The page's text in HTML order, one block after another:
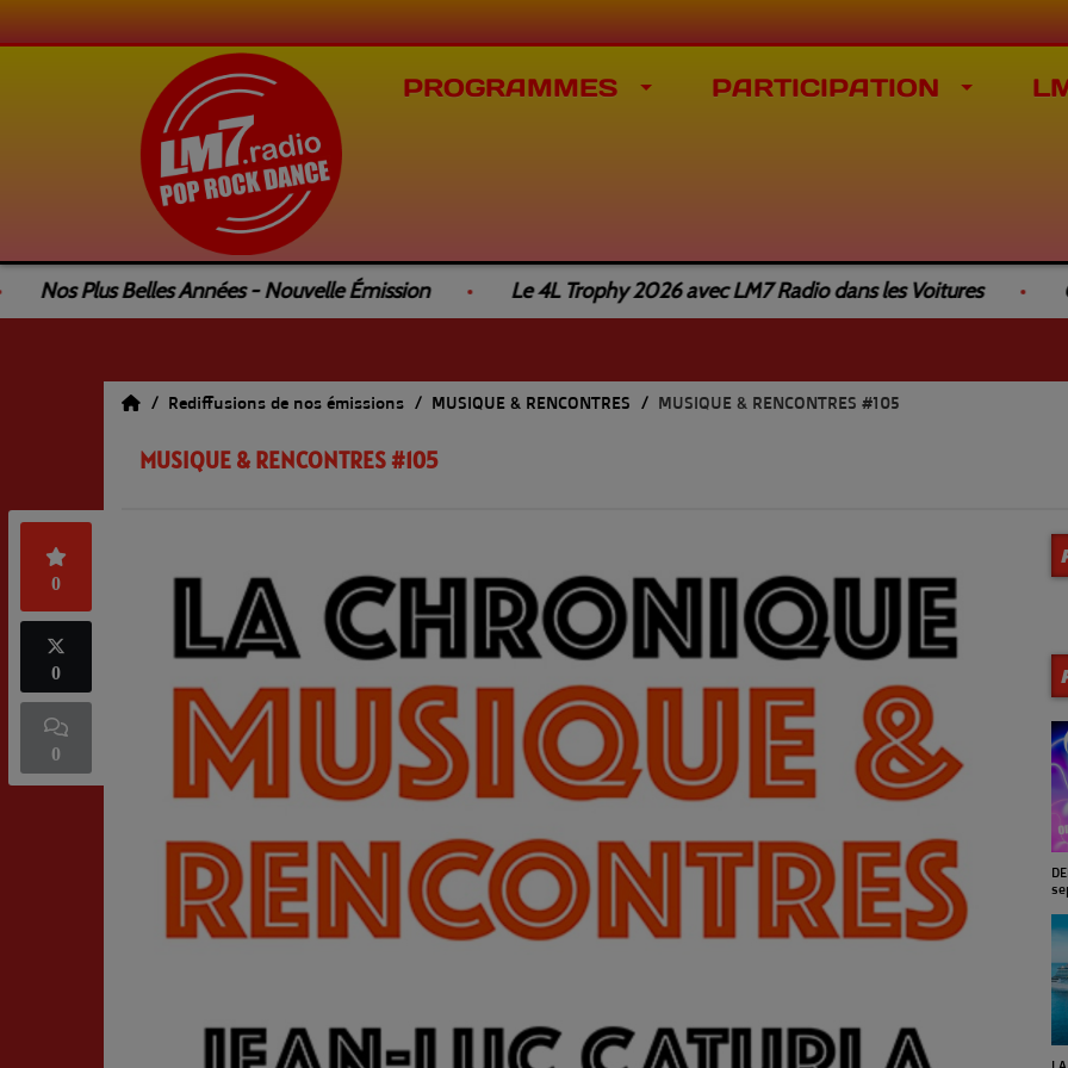
PROGRAMMES PARTICIPATION
Nos Plus Belles Années - Nouvelle Émission Le 4L Trophy 2026 avec LM7 Radio dans les Voitures
Rediffusions de nos émissions MUSIQUE & RENCONTRES MUSIQUE & RENCONTRES #105
MUSIQUE & RENCONTRES #105
0
0
0
MA VIE EN JAZZ (Archives)